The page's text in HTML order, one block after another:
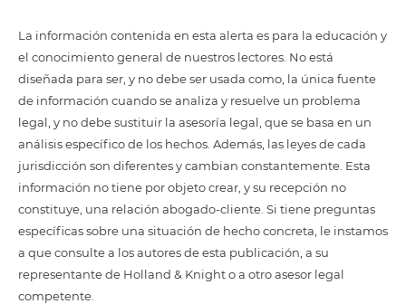
La información contenida en esta alerta es para la educación y
el conocimiento general de nuestros lectores. No está
diseñada para ser, y no debe ser usada como, la única fuente
de información cuando se analiza y resuelve un problema
legal, y no debe sustituir la asesoría legal, que se basa en un
análisis específico de los hechos. Además, las leyes de cada
jurisdicción son diferentes y cambian constantemente. Esta
información no tiene por objeto crear, y su recepción no
constituye, una relación abogado-cliente. Si tiene preguntas
específicas sobre una situación de hecho concreta, le instamos
a que consulte a los autores de esta publicación, a su
representante de Holland & Knight o a otro asesor legal
competente.